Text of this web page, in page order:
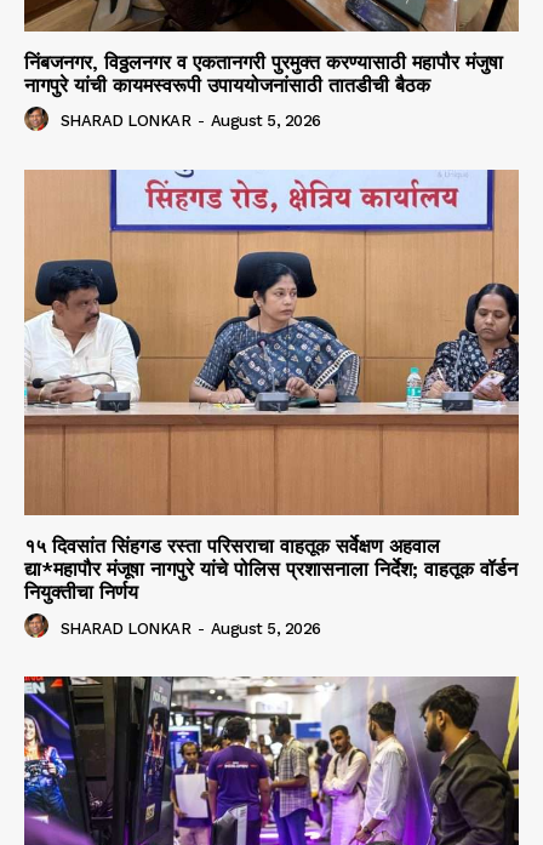
निंबजनगर, विठ्ठलनगर व एकतानगरी पुरमुक्त करण्यासाठी महापौर मंजुषा
नागपुरे यांची कायमस्वरूपी उपाययोजनांसाठी तातडीची बैठक
SHARAD LONKAR - August 5, 2026
१५ दिवसांत सिंहगड रस्ता परिसराचा वाहतूक सर्वेक्षण अहवाल
द्या*महापौर मंजूषा नागपुरे यांचे पोलिस प्रशासनाला निर्देश; वाहतूक वॉर्डन
नियुक्तीचा निर्णय
SHARAD LONKAR - August 5, 2026